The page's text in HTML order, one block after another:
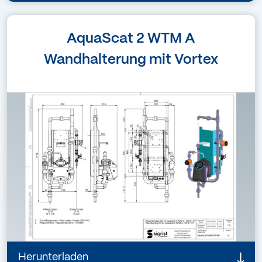
AquaScat 2 WTM A
Wandhalterung mit Vortex
Herunterladen
(ohne Text)
PDF – 450 KB
Massblatt (standard) /Zeichnungen
30153X Rev. 1
Details